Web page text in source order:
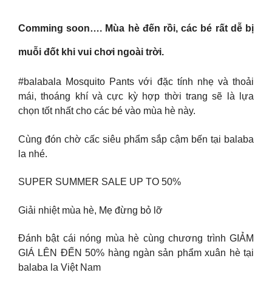
Comming soon…. Mùa hè đến rồi, các bé rất dễ bị
muỗi đốt khi vui chơi ngoài trời.
#balabala Mosquito Pants với đặc tính nhẹ và thoải
mái, thoáng khí và cực kỳ hợp thời trang sẽ là lựa
chọn tốt nhất cho các bé vào mùa hè này.
Cùng đón chờ cấc siêu phẩm sắp cậm bến tại balaba
la nhé.
SUPER SUMMER SALE UP TO 50%
Giải nhiệt mùa hè, Mẹ đừng bỏ lỡ
Đánh bật cái nóng mùa hè cùng chương trình GIẢM
GIÁ LÊN ĐẾN 50% hàng ngàn sản phẩm xuân hè tại
balaba la Việt Nam